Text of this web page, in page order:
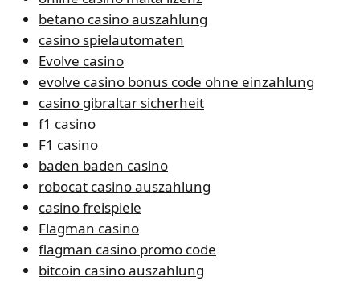
betano casino auszahlung
casino spielautomaten
Evolve casino
evolve casino bonus code ohne einzahlung
casino gibraltar sicherheit
f1 casino
F1 casino
baden baden casino
robocat casino auszahlung
casino freispiele
Flagman casino
flagman casino promo code
bitcoin casino auszahlung